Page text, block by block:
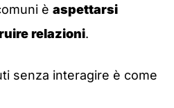
è aspettarsi
relazioni.
senza interagire è come